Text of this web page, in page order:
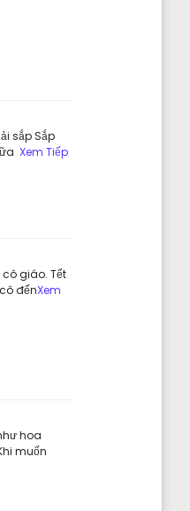
sắp Sắp
Xem Tiếp
cô giáo. Tết
đếnXem
hoa
muốn